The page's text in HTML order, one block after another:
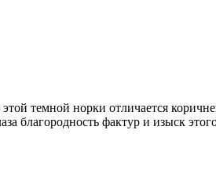
темной норки отличается
благородность фактур и изыск